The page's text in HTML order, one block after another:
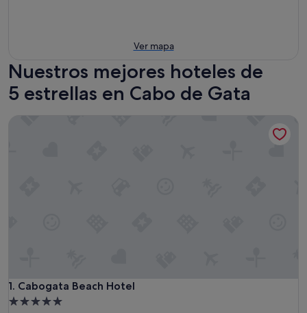
Ver mapa
Nuestros mejores hoteles de
5 estrellas en Cabo de Gata
1. Cabogata Beach Hotel
Cabogata Beach Hotel
Alojamiento